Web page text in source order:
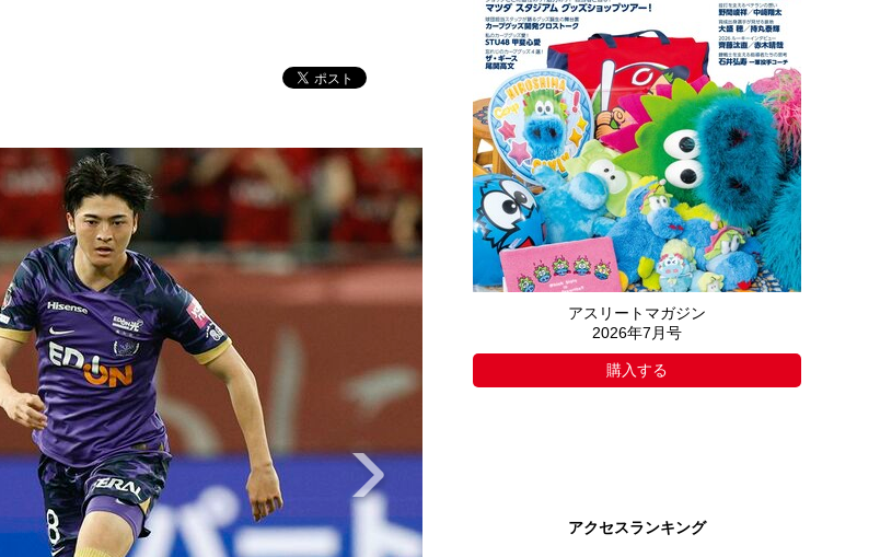
アスリートマガジン
2026年7月号
購入する
アクセスランキング